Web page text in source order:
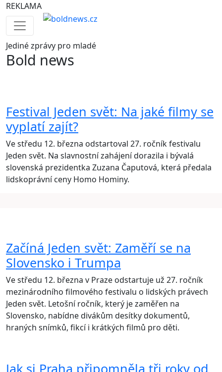
REKLAMA
Jedinézprávy pro mladé
Bold news
Festival Jeden svět: Na jaké filmy se
vyplatí zajít?
Ve středu 12. března odstartoval 27. ročník festivalu
Jeden svět. Na slavnostní zahájení dorazila i bývalá
slovenská prezidentka Zuzana Čaputová, která předala
lidskoprávní ceny Homo Hominy.
Začíná Jeden svět: Zaměří se na
Slovensko i Trumpa
Ve středu 12. března v Praze odstartuje už 27. ročník
mezinárodního filmového festivalu o lidských právech
Jeden svět. Letošní ročník, který je zaměřen na
Slovensko, nabídne divákům desítky dokumentů,
hraných snímků, fikcí i krátkých filmů pro děti.
Jak si Praha připomněla tři roky od